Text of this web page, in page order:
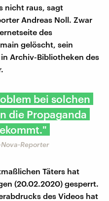
nicht raus, sagt
Andreas Noll. Zwar
des
gelöscht, sein
Archiv-Bibliotheken des
bei solchen
die Propaganda
Reporter
Täters hat
(20.02.2020) gesperrt.
des Videos hat